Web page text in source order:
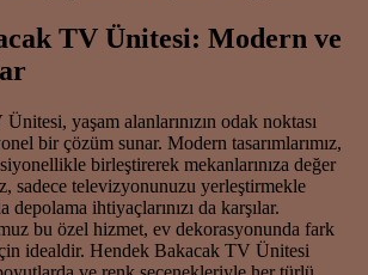
TV Ünitesi: Modern ve
yaşam alanlarınızın odak noktası
bir çözüm sunar. Modern tasarımlarımız,
birleştirerek mekanlarınıza değer
sadece televizyonunuzu yerleştirmekle
depolama ihtiyaçlarınızı da karşılar.
bu özel hizmet, ev dekorasyonunda fark
idealdir. Hendek Bakacak TV Ünitesi